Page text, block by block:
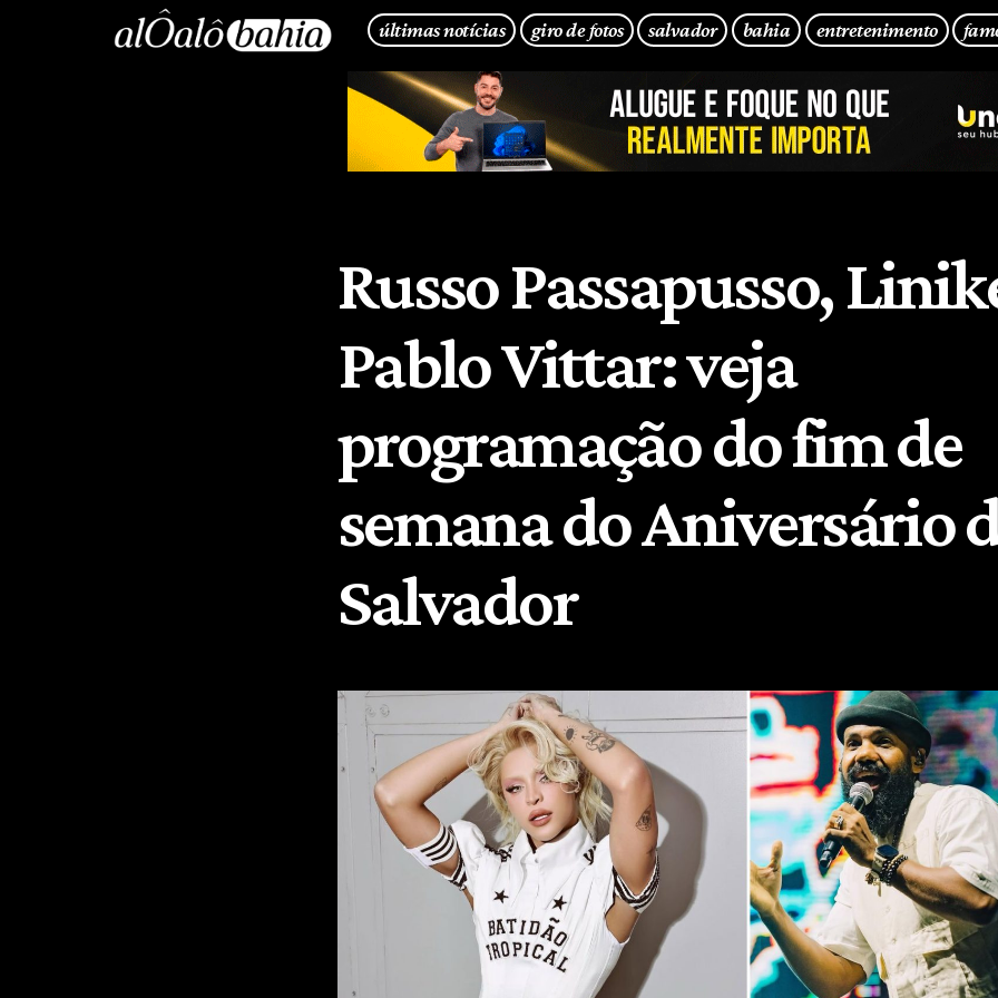
últimas notícias giro de fotos salvador bahia entretenimento
Russo Passapusso,
Pablo Vittar: veja
programação do fim de
semana do Aniversário
Salvador